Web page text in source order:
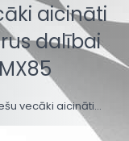
aicināti
dalībai
vecāki aicināti…